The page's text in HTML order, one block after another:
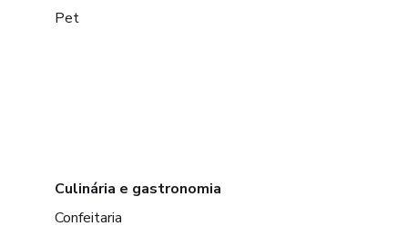
Pet
Culinária e gastronomia
Confeitaria